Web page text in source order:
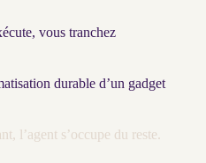
vous tranchez
durable d’un gadget
l’agent s’occupe du reste.